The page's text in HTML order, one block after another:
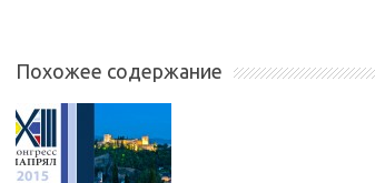
Похожее содержание